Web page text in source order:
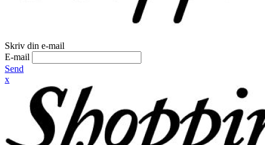
Skriv din e-mail
E-mail
Send
x